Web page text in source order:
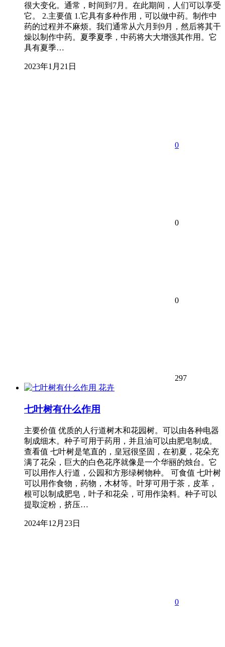
很大变化。通常，时间到7月。在此期间，人们可以享受
它。 2.主要值 1.它具有多种作用，可以做中药。制作中
药的过程并不麻烦。我们通常从六月到9月，然后将其干
燥以制作中药。夏季夏季，中药将大大增强其作用。它
具有夏季…
2023年1月21日
0
0
0
297
花卉
七叶树有什么作用
主要价值 优质的人行道树木和花园树。可以由各种电器
制成细木。种子可用于药用，并且油可以由肥皂制成。
查看值 七叶树是笔直的，皇冠很坚固，在初夏，花朵充
满了花朵，巨大的白色花序就像是一个华丽的烛台。它
可以用作人行道，公园和方形绿树物种。 可食值 七叶树
可以用作食物，药物，木材等。叶芽可用于茶，皮革，
根可以制成肥皂，叶子和花朵，可用作染料。种子可以
提取淀粉，挤压…
2024年12月23日
0